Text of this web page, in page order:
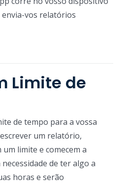
vos relatórios
Limite de
de tempo para a vossa
um relatório,
limite e comecem a
de ter algo a
horas e serão